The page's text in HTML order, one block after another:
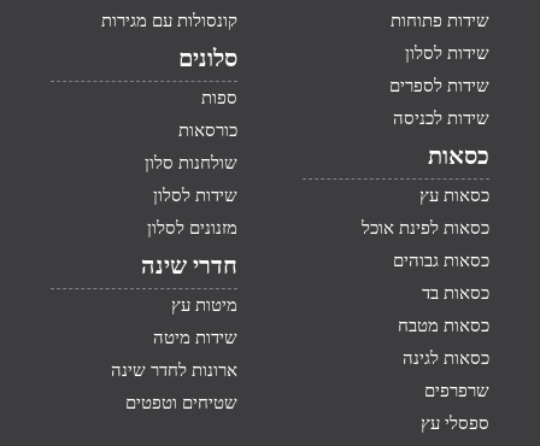
שידות פתוחות
שידות לסלון
שידות לספרים
שידות לכניסה
כסאות
כסאות עץ
כסאות לפינת אוכל
כסאות גבוהים
כסאות בד
כסאות מטבח
כסאות לגינה
שרפרפים
ספסלי עץ
קונסולות עם מגירות
סלונים
ספות
כורסאות
שולחנות סלון
שידות לסלון
מזנונים לסלון
חדרי שינה
מיטות עץ
שידות מיטה
ארונות לחדר שינה
שטיחים וטפטים